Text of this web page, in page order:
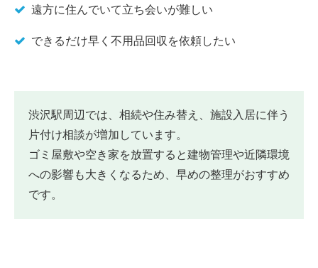
遠方に住んでいて立ち会いが難しい
できるだけ早く不用品回収を依頼したい
渋沢駅周辺では、相続や住み替え、施設入居に伴う
片付け相談が増加しています。
ゴミ屋敷や空き家を放置すると建物管理や近隣環境
への影響も大きくなるため、早めの整理がおすすめ
です。